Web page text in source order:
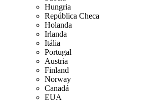
Hungria
República Checa
Holanda
Irlanda
Itália
Portugal
Austria
Finland
Norway
Canadá
EUA